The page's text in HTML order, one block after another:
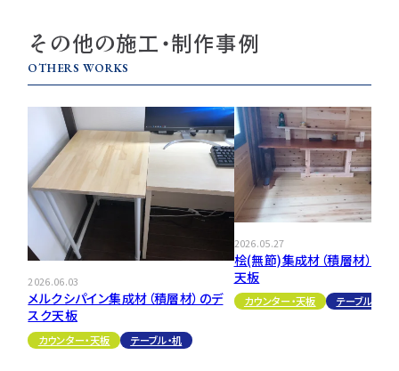
その他の施工・制作事例
OTHERS WORKS
2026.06.03
メルクシパイン集成材（積層材）のデ
スク天板
カウンター・天板 テーブル・机
2026.05.27
桧(無節)集成材（積層材）の
天板
カウンター・天板 テーブル・机